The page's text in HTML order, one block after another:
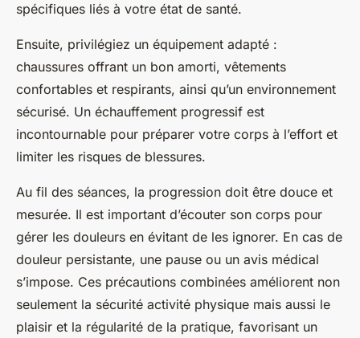
spécifiques liés à votre état de santé.
Ensuite, privilégiez un équipement adapté :
chaussures offrant un bon amorti, vêtements
confortables et respirants, ainsi qu’un environnement
sécurisé. Un échauffement progressif est
incontournable pour préparer votre corps à l’effort et
limiter les risques de blessures.
Au fil des séances, la progression doit être douce et
mesurée. Il est important d’écouter son corps pour
gérer les douleurs en évitant de les ignorer. En cas de
douleur persistante, une pause ou un avis médical
s’impose. Ces précautions combinées améliorent non
seulement la sécurité activité physique mais aussi le
plaisir et la régularité de la pratique, favorisant un